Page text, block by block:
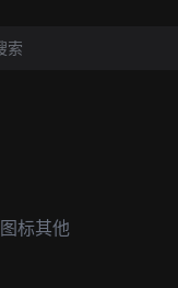
图标其他